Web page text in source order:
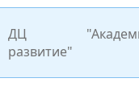
ДЦ
развитие"